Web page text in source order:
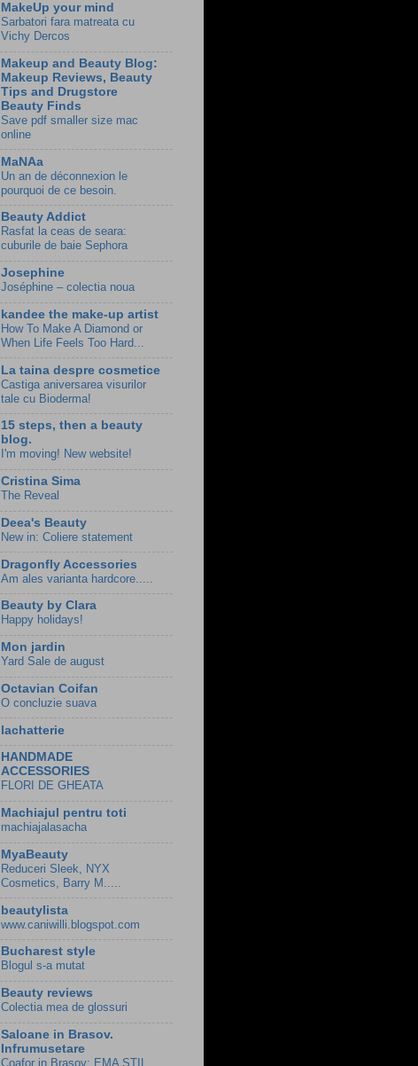
MakeUp your mind
Sarbatori fara matreata cu
Vichy Dercos
Makeup and Beauty Blog:
Makeup Reviews, Beauty
Tips and Drugstore
Beauty Finds
Save pdf smaller size mac
online
MaNAa
Un an de déconnexion le
pourquoi de ce besoin.
Beauty Addict
Rasfat la ceas de seara:
cuburile de baie Sephora
Josephine
Joséphine – colectia noua
kandee the make-up artist
How To Make A Diamond or
When Life Feels Too Hard...
La taina despre cosmetice
Castiga aniversarea visurilor
tale cu Bioderma!
15 steps, then a beauty
blog.
I'm moving! New website!
Cristina Sima
The Reveal
Deea's Beauty
New in: Coliere statement
Dragonfly Accessories
Am ales varianta hardcore.....
Beauty by Clara
Happy holidays!
Mon jardin
Yard Sale de august
Octavian Coifan
O concluzie suava
lachatterie
HANDMADE
ACCESSORIES
FLORI DE GHEATA
Machiajul pentru toti
machiajalasacha
MyaBeauty
Reduceri Sleek, NYX
Cosmetics, Barry M.....
beautylista
www.caniwilli.blogspot.com
Bucharest style
Blogul s-a mutat
Beauty reviews
Colectia mea de glossuri
Saloane in Brasov.
Infrumusetare
Coafor in Brasov: EMA STIL